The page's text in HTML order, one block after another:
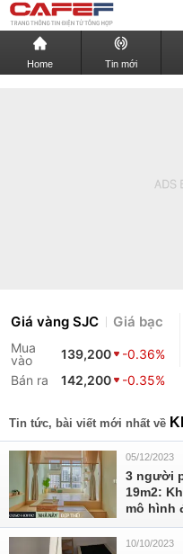
Home Tin mới
Giá vàng SJC Giá bạc
Mua
vào
139,200
-0.36%
Bán ra
142,200 -0.35%
Tin tức, bài viết mới nhất về
05/12/2023
3 người
19m2:
mô hình
10/10/2023